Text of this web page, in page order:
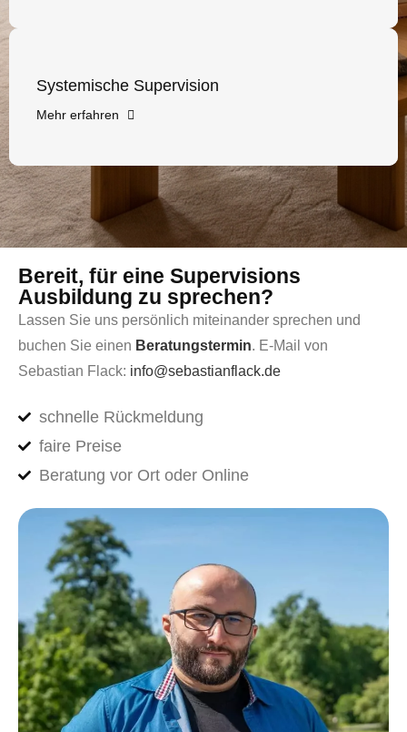
Systemische Supervision
Mehr erfahren
Bereit, für eine Supervisions
Ausbildung zu sprechen?
Lassen Sie uns persönlich miteinander sprechen und
buchen Sie einen Beratungstermin. E-Mail von
Sebastian Flack: info@sebastianflack.de
schnelle Rückmeldung
faire Preise
Beratung vor Ort oder Online